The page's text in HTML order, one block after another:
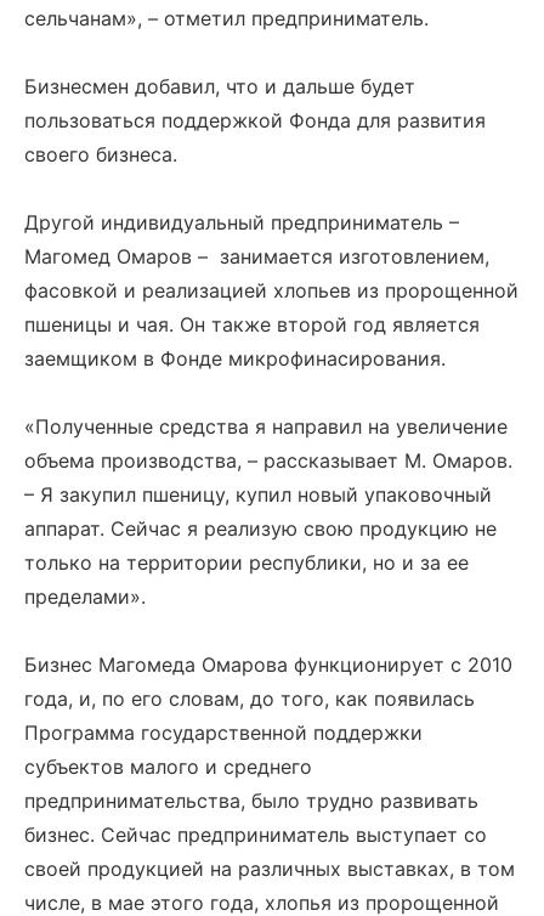
сельчанам», – отметил предприниматель.
Бизнесмен добавил, что и дальше будет
пользоваться поддержкой Фонда для развития
своего бизнеса.
Другой индивидуальный предприниматель –
Магомед Омаров – занимается изготовлением,
фасовкой и реализацией хлопьев из пророщенной
пшеницы и чая. Он также второй год является
заемщиком в Фонде микрофинасирования.
«Полученные средства я направил на увеличение
объема производства, – рассказывает М. Омаров.
– Я закупил пшеницу, купил новый упаковочный
аппарат. Сейчас я реализую свою продукцию не
только на территории республики, но и за ее
пределами».
Бизнес Магомеда Омарова функционирует с 2010
года, и, по его словам, до того, как появилась
Программа государственной поддержки
субъектов малого и среднего
предпринимательства, было трудно развивать
бизнес. Сейчас предприниматель выступает со
своей продукцией на различных выставках, в том
числе, в мае этого года, хлопья из пророщенной